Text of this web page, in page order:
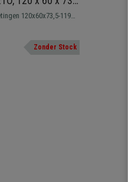
met 3
en Zwart Frame
120x60x73,5-119
3 Hoogtes,
Zonder Stock